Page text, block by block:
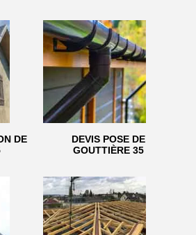
DE
DEVIS POSE DE
GOUTTIÈRE 35